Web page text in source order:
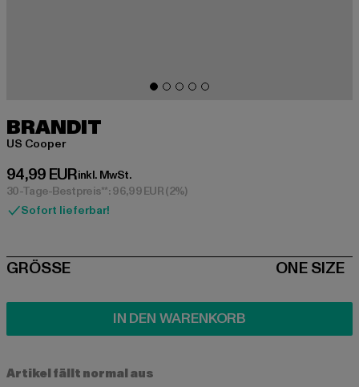
BRANDIT
US Cooper
94,99 EUR
Derzeitiger Preis: 94,99 EUR
inkl. MwSt.
30-Tage-Bestpreis**: 96,99 EUR(2%)
Sofort lieferbar!
SIZE
GRÖSSE ONE SIZE
IN DEN WARENKORB
Artikel fällt normal aus